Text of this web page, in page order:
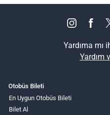
Yardıma mı
Yardım
Otobüs Bileti
En Uygun Otobüs Bileti
Bilet Al